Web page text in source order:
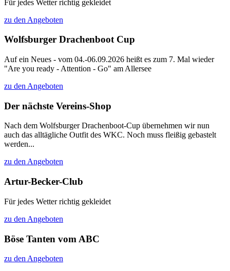
Für jedes Wetter richtig gekleidet
zu den Angeboten
Wolfsburger Drachenboot Cup
Auf ein Neues - vom 04.-06.09.2026 heißt es zum 7. Mal wieder
"Are you ready - Attention - Go" am Allersee
zu den Angeboten
Der nächste Vereins-Shop
Nach dem Wolfsburger Drachenboot-Cup übernehmen wir nun
auch das alltägliche Outfit des WKC. Noch muss fleißig gebastelt
werden...
zu den Angeboten
Artur-Becker-Club
Für jedes Wetter richtig gekleidet
zu den Angeboten
Böse Tanten vom ABC
zu den Angeboten